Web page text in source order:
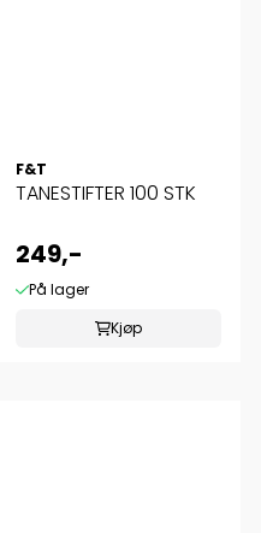
F&T
TANESTIFTER 100 STK
249,-
På lager
Kjøp